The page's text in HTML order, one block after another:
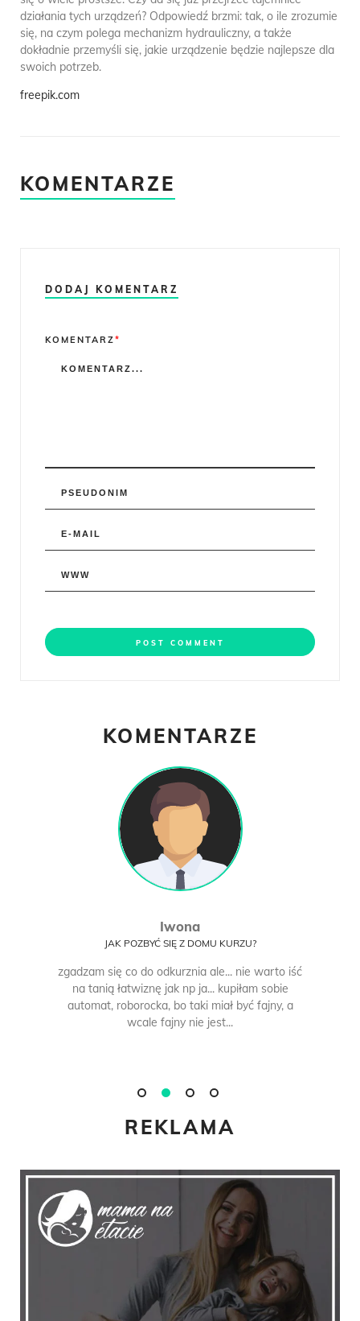
działania tych urządzeń? Odpowiedź brzmi: tak, o ile zrozumie
się, na czym polega mechanizm hydrauliczny, a także
dokładnie przemyśli się, jakie urządzenie będzie najlepsze dla
swoich potrzeb.
freepik.com
KOMENTARZE
DODAJ KOMENTARZ
Comment
KOMENTARZ*
KOMENTARZE
Iwona
JAK POZBYĆ SIĘ Z DOMU KURZU?
zgadzam się co do odkurznia ale... nie warto iść
na tanią łatwiznę jak np ja... kupiłam sobie
automat, roborocka, bo taki miał być fajny, a
wcale fajny nie jest...
REKLAMA